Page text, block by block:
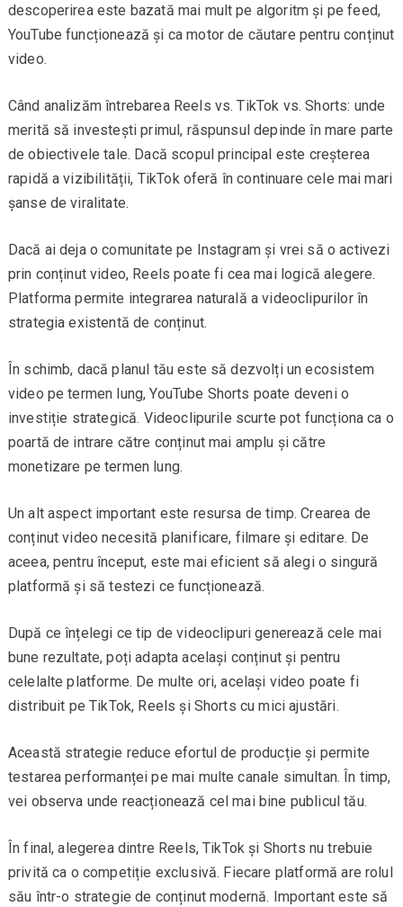
descoperirea este bazată mai mult pe algoritm și pe feed,
YouTube funcționează și ca motor de căutare pentru conținut
video.
Când analizăm întrebarea Reels vs. TikTok vs. Shorts: unde
merită să investești primul, răspunsul depinde în mare parte
de obiectivele tale. Dacă scopul principal este creșterea
rapidă a vizibilității, TikTok oferă în continuare cele mai mari
șanse de viralitate.
Dacă ai deja o comunitate pe Instagram și vrei să o activezi
prin conținut video, Reels poate fi cea mai logică alegere.
Platforma permite integrarea naturală a videoclipurilor în
strategia existentă de conținut.
În schimb, dacă planul tău este să dezvolți un ecosistem
video pe termen lung, YouTube Shorts poate deveni o
investiție strategică. Videoclipurile scurte pot funcționa ca o
poartă de intrare către conținut mai amplu și către
monetizare pe termen lung.
Un alt aspect important este resursa de timp. Crearea de
conținut video necesită planificare, filmare și editare. De
aceea, pentru început, este mai eficient să alegi o singură
platformă și să testezi ce funcționează.
După ce înțelegi ce tip de videoclipuri generează cele mai
bune rezultate, poți adapta același conținut și pentru
celelalte platforme. De multe ori, același video poate fi
distribuit pe TikTok, Reels și Shorts cu mici ajustări.
Această strategie reduce efortul de producție și permite
testarea performanței pe mai multe canale simultan. În timp,
vei observa unde reacționează cel mai bine publicul tău.
În final, alegerea dintre Reels, TikTok și Shorts nu trebuie
privită ca o competiție exclusivă. Fiecare platformă are rolul
său într-o strategie de conținut modernă. Important este să